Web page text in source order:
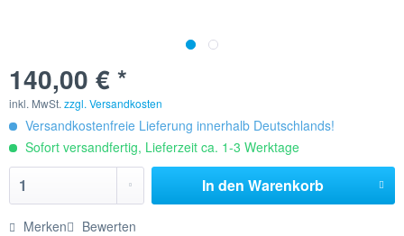
140,00 € *
inkl. MwSt. zzgl. Versandkosten
Versandkostenfreie Lieferung innerhalb Deutschlands!
Sofort versandfertig, Lieferzeit ca. 1-3 Werktage
In den Warenkorb
Merken Bewerten